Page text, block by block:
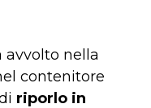
avvolto nella
contenitore
riporlo in